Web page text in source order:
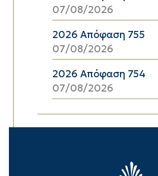
07/08/2026
2026 Απόφαση 755
07/08/2026
2026 Απόφαση 754
07/08/2026